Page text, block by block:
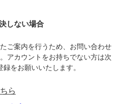
しない場合
ご案内を行うため、お問い合わせ
アカウントをお持ちでない方は次
をお願いいたします。
ら